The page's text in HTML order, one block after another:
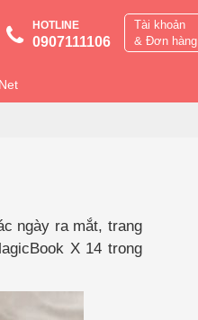
HOTLINE
0907111106
Tài khoản
& Đơn hàng
ngày ra mắt, trang
X 14 trong